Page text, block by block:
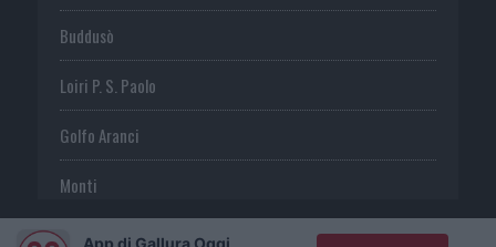
Buddusò
Loiri P. S. Paolo
Golfo Aranci
Monti
TeltiApp di Gallura Oggi